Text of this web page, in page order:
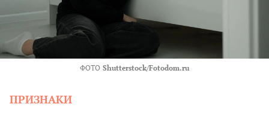
ФОТО Shutterstock/Fotodom.ru
ПРИЗНАКИ